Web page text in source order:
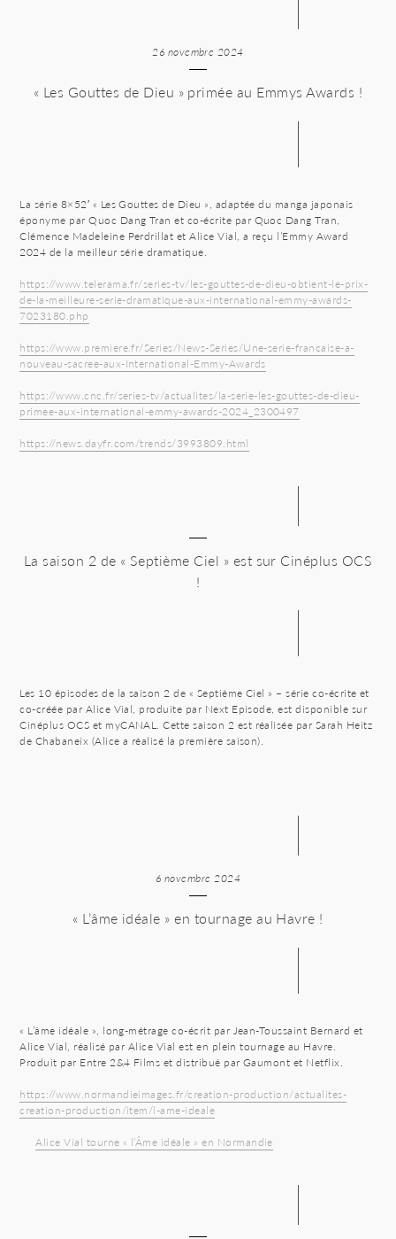
26 novembre 2024
« Les Gouttes de Dieu » primée au Emmys Awards !
La série 8×52′ « Les Gouttes de Dieu », adaptée du manga japonais
éponyme par Quoc Dang Tran et co-écrite par Quoc Dang Tran,
Clémence Madeleine Perdrillat et Alice Vial, a reçu l’Emmy Award
2024 de la meilleur série dramatique.
https://www.telerama.fr/series-tv/les-gouttes-de-dieu-obtient-le-prix-
de-la-meilleure-serie-dramatique-aux-international-emmy-awards-
7023180.php
https://www.premiere.fr/Series/News-Series/Une-serie-francaise-a-
nouveau-sacree-aux-International-Emmy-Awards
https://www.cnc.fr/series-tv/actualites/la-serie-les-gouttes-de-dieu-
primee-aux-international-emmy-awards-2024_2300497
https://news.dayfr.com/trends/3993809.html
La saison 2 de « Septième Ciel » est sur Cinéplus OCS
!
Les 10 épisodes de la saison 2 de « Septième Ciel » – série co-écrite et
co-créée par Alice Vial, produite par Next Episode, est disponible sur
Cinéplus OCS et myCANAL. Cette saison 2 est réalisée par Sarah Heitz
de Chabaneix (Alice a réalisé la première saison).
6 novembre 2024
« L’âme idéale » en tournage au Havre !
« L’âme idéale », long-métrage co-écrit par Jean-Toussaint Bernard et
Alice Vial, réalisé par Alice Vial est en plein tournage au Havre.
Produit par Entre 2&4 Films et distribué par Gaumont et Netflix.
https://www.normandieimages.fr/creation-production/actualites-
creation-production/item/l-ame-ideale
Alice Vial tourne « l’Âme idéale » en Normandie